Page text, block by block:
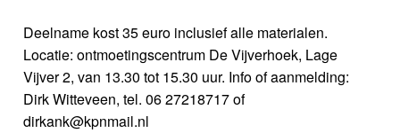
Deelname kost 35 euro inclusief alle materialen.
Locatie: ontmoetingscentrum De Vijverhoek, Lage
Vijver 2, van 13.30 tot 15.30 uur. Info of aanmelding:
Dirk Witteveen, tel. 06 27218717 of
dirkank@kpnmail.nl